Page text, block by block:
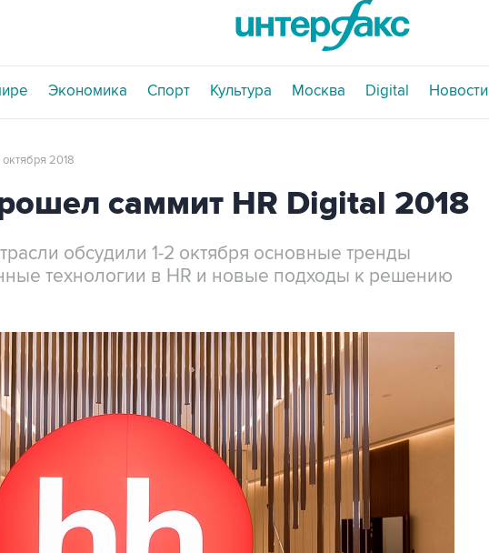
Экономика Спорт Культура Москва Digital Новости
2018
саммит HR Digital 2018
обсудили 1-2 октября основные тренды
технологии в HR и новые подходы к решению